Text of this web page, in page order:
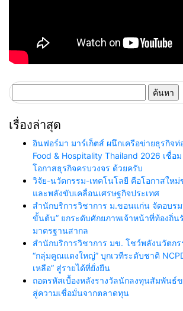
สำหรับ:
เรื่องล่าสุด
อินฟอร์มา มาร์เก็ตส์ ผนึกเครือข่ายธุรกิจท่
Food & Hospitality Thailand 2026 เชื่อ
โอกาสธุรกิจครบวงจร ด้วยครับ
วิจัย-นวัตกรรม-เทคโนโลยี คือโอกาสใหม่
และพลังขับเคลื่อนเศรษฐกิจประเทศ
สำนักบริการวิชาการ ม.ขอนแก่น จัดอบรม
ขั้นต้น” ยกระดับศักยภาพเจ้าหน้าที่ท้องถิ่น
มาตรฐานสากล
สำนักบริการวิชาการ มข. โชว์พลังนวัตก
“กลุ่มคูณแดงใหญ่” บุกเวทีระดับชาติ
เหลือ” สู่รายได้ที่ยั่งยืน
ถอดรหัสเบื้องหลังรางวัลนักลงทุนสัมพันธ์
สู่ความเชื่อมั่นจากตลาดทุน